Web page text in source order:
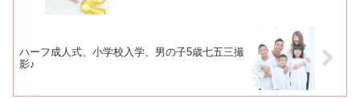
ハーフ成人式、小学校入学、男の子5歳七五三撮
影♪